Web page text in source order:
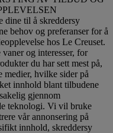
dine til å skreddersy
behov og preferanser for å
hos Le Creuset.
og interesser, for
du har sett mest på,
medier, hvilke sider på
innhold blant tilbudene
gjennom
teknologi. Vi vil bruke
vår annonsering på
innhold, skreddersy